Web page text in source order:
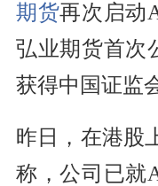
期货再次启动
弘业期货首次
获得中国证监
昨日，在港股
称，公司已就